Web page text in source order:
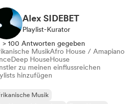
Alex SIDEBET
Playlist-Kurator
> 100 Antworten gegeben
MusikAfro House / Amapiano
Deep HouseHouse
zu meinen einflussreichen
hinzufügen
Musik